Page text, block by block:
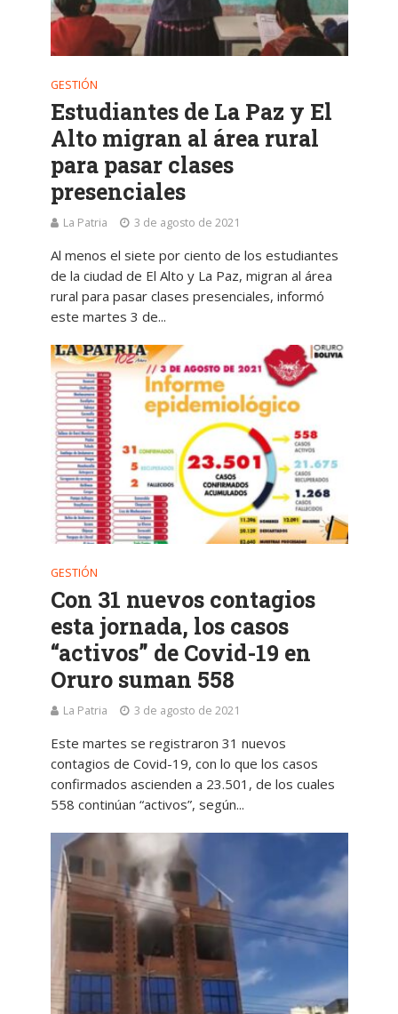
GESTIÓN
Estudiantes de La Paz y El
Alto migran al área rural
para pasar clases
presenciales
La Patria 3 de agosto de 2021
Al menos el siete por ciento de los estudiantes
de la ciudad de El Alto y La Paz, migran al área
rural para pasar clases presenciales, informó
este martes 3 de...
GESTIÓN
Con 31 nuevos contagios
esta jornada, los casos
“activos” de Covid-19 en
Oruro suman 558
La Patria 3 de agosto de 2021
Este martes se registraron 31 nuevos
contagios de Covid-19, con lo que los casos
confirmados ascienden a 23.501, de los cuales
558 continúan “activos”, según...